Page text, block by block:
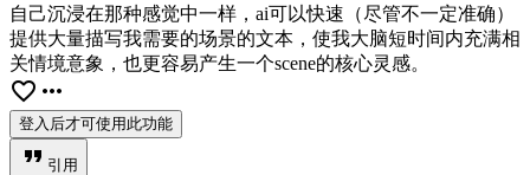
自己沉浸在那种感觉中一样，ai可以快速（尽管不一定准确）
提供大量描写我需要的场景的文本，使我大脑短时间内充满相
关情境意象，也更容易产生一个scene的核心灵感。
favorite_border more_horiz
登入后才可使用此功能
format_quote 引用